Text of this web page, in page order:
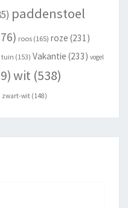
paddenstoel
roos (165) roze (231)
tuin (153) Vakantie (233) vogel
wit (538)
zwart-wit (148)